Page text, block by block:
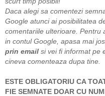
Daca alegi sa comentezi
Google atunci ai posibilitatea
comentariile ulterioare. Pentru
in contul Google, apasa mai
prin email si vei fi informat pe
cineva comenteaza dupa tine.
ESTE OBLIGATORIU CA
FIE SEMNATE DOAR CU